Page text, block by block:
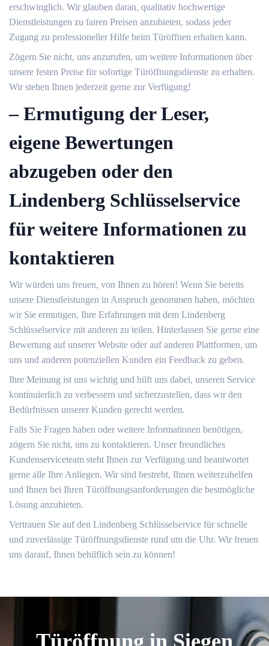
erschwinglich.​ Wir glauben daran, qualitativ hochwertige
Dienstleistungen zu fairen Preisen anzubieten, sodass jeder
Zugang zu professioneller Hilfe beim Türöffnen erhalten kann.
Zögern Sie nicht, uns anzurufen, um weitere Informationen über
unsere festen Preise für sofortige Türöffnungsdienste zu erhalten.​
Wir stehen Ihnen jederzeit gerne zur Verfügung!
– Ermutigung der Leser,
eigene Bewertungen
abzugeben oder den
Lindenberg Schlüsselservice
für weitere Informationen zu
kontaktieren
Wir würden uns freuen, von Ihnen zu hören!​ Wenn Sie bereits
unsere Dienstleistungen in Anspruch genommen haben, möchten
wir Sie ermutigen, Ihre Erfahrungen mit dem Lindenberg
Schlüsselservice mit anderen zu teilen. Hinterlassen Sie gerne eine
Bewertung auf unserer Website oder auf anderen Plattformen, um
uns und anderen potenziellen Kunden ein Feedback zu geben.​
Ihre Meinung ist uns wichtig und hilft uns dabei, unseren Service
kontinuierlich zu verbessern und sicherzustellen, dass wir den
Bedürfnissen unserer Kunden gerecht werden.​
Falls Sie Fragen haben oder weitere Informationen benötigen,
zögern Sie nicht, uns zu kontaktieren.​ Unser freundliches
Kundenserviceteam steht Ihnen zur Verfügung und beantwortet
gerne alle Ihre Anliegen.​ Wir sind bestrebt, Ihnen weiterzuhelfen
und Ihnen bei Ihren Türöffnungsanforderungen die bestmögliche
Lösung anzubieten.
Vertrauen Sie auf den Lindenberg Schlüsselservice für schnelle
und zuverlässige Türöffnungsdienste rund um die Uhr. Wir freuen
uns darauf, Ihnen behilflich sein zu können!​
Türöffnung in Siegen